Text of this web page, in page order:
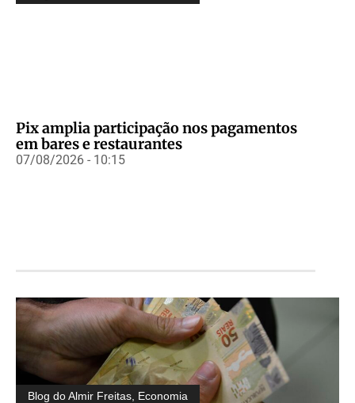
Pix amplia participação nos pagamentos
em bares e restaurantes
07/08/2026 - 10:15
Blog do Almir Freitas Economia